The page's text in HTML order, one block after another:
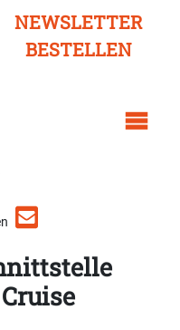
NEWSLETTER
BESTELLEN